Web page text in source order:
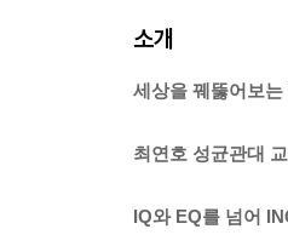
소개
세상을 꿰뚫어보
최연호 성균관대
IQ와 EQ를 넘어